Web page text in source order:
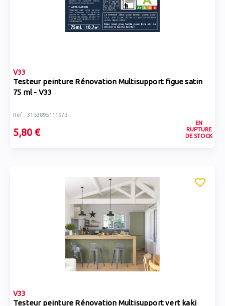
V33
Testeur peinture Rénovation Multisupport figue satin
75 ml - V33
Réf : 3153895111973
5,80 €
EN
RUPTURE
DE STOCK
V33
Testeur peinture Rénovation Multisupport vert kaki